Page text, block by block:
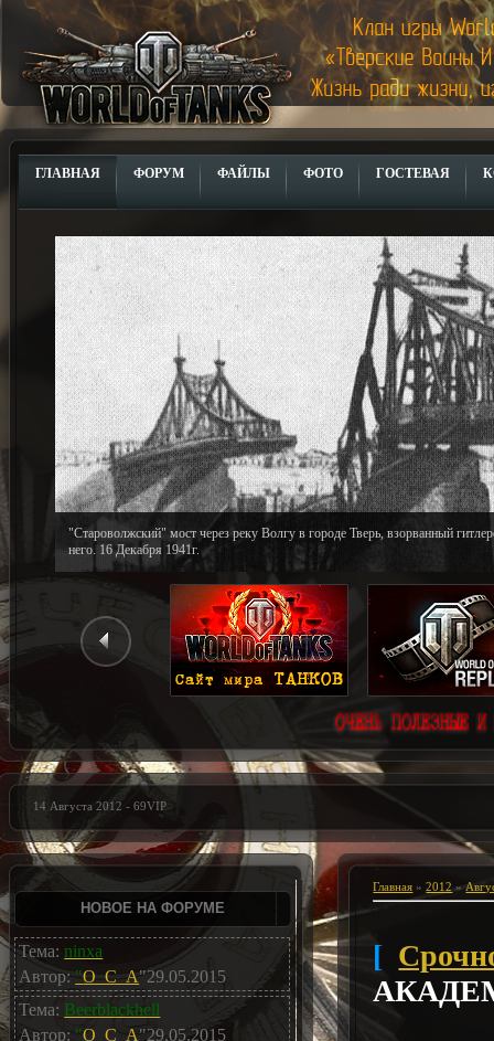
ГЛАВНАЯ ФОРУМ ФАЙЛЫ ФОТО ГОСТЕВАЯ
"Староволжский" мост через реку Волгу в городе Тверь, взорванный
него. 16 Декабря 1941г.
14 Августа 2012 - 69VIP
Главная »2012 »
[
НОВОЕ НА ФОРУМЕ
Тема: ninxa
Автор: "O_C_A"29.05.2015
Тема: Beerblackhell
Автор: "O_C_A"29.05.2015